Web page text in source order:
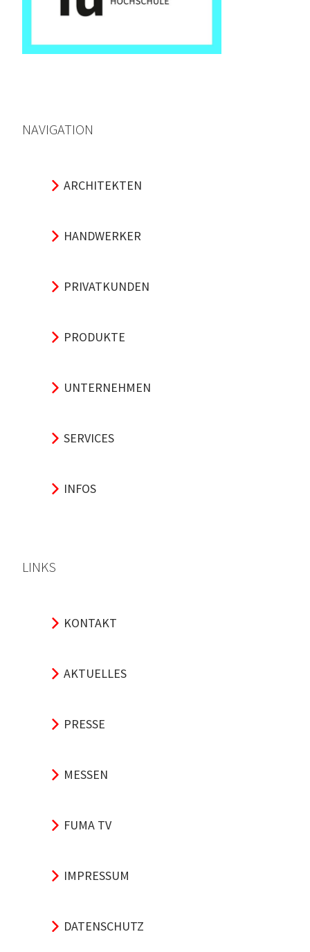
NAVIGATION
ARCHITEKTEN
HANDWERKER
PRIVATKUNDEN
PRODUKTE
UNTERNEHMEN
SERVICES
INFOS
LINKS
KONTAKT
AKTUELLES
PRESSE
MESSEN
FUMA TV
IMPRESSUM
DATENSCHUTZ